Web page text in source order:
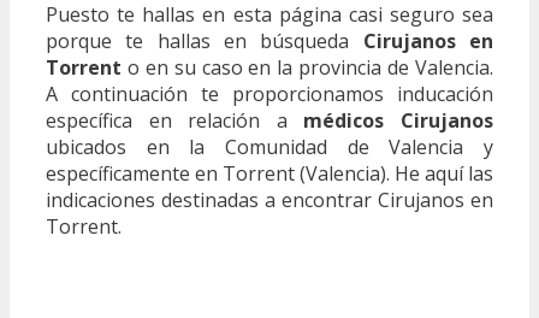
Puesto te hallas en esta página casi seguro sea
porque te hallas en búsqueda Cirujanos en
Torrent o en su caso en la provincia de Valencia.
A continuación te proporcionamos inducación
específica en relación a médicos Cirujanos
ubicados en la Comunidad de Valencia y
específicamente en Torrent (Valencia). He aquí las
indicaciones destinadas a encontrar Cirujanos en
Torrent.